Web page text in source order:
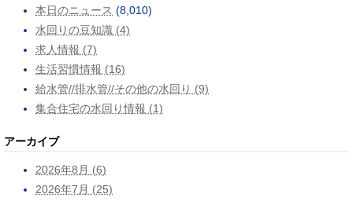
本日のニュース (8,010)
水回りの豆知識 (4)
求人情報 (7)
生活習慣情報 (16)
給水管//排水管//その他の水回り (9)
集合住宅の水回り情報 (1)
アーカイブ
2026年8月 (6)
2026年7月 (25)